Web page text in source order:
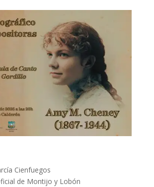
Cienfuegos
de Montijo y Lobón